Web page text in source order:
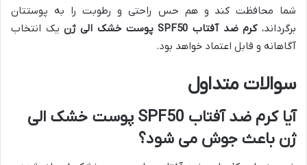
شما محافظت کند و هم حس راحتی و رطوبت را به پوستتان
برگرداند،کرم ضد آفتاب SPF50 پوست خشک الی ژن
یک انتخاب
آگاهانه و قابل اعتماد خواهد بود.
سوالات متداول
آیا کرم ضد آفتاب SPF50 پوست خشک الی
ژن باعث جوش می شود؟